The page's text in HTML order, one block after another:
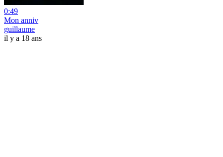
0:49
Mon anniv
guillaume
il y a 18 ans